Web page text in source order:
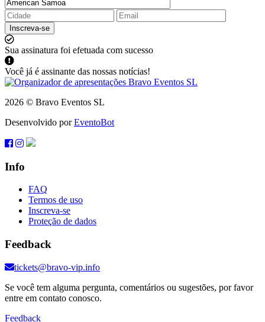
Inscreva-se
Sua assinatura foi efetuada com sucesso
Você já é assinante das nossas notícias!
2026 © Bravo Eventos SL
Desenvolvido porEventoBot
Info
FAQ
Termos de uso
Inscreva-se
Proteção de dados
Feedback
tickets@bravo-vip.info
Se você tem alguma pergunta, comentários ou sugestões, por favor
entre em contato conosco.
Feedback